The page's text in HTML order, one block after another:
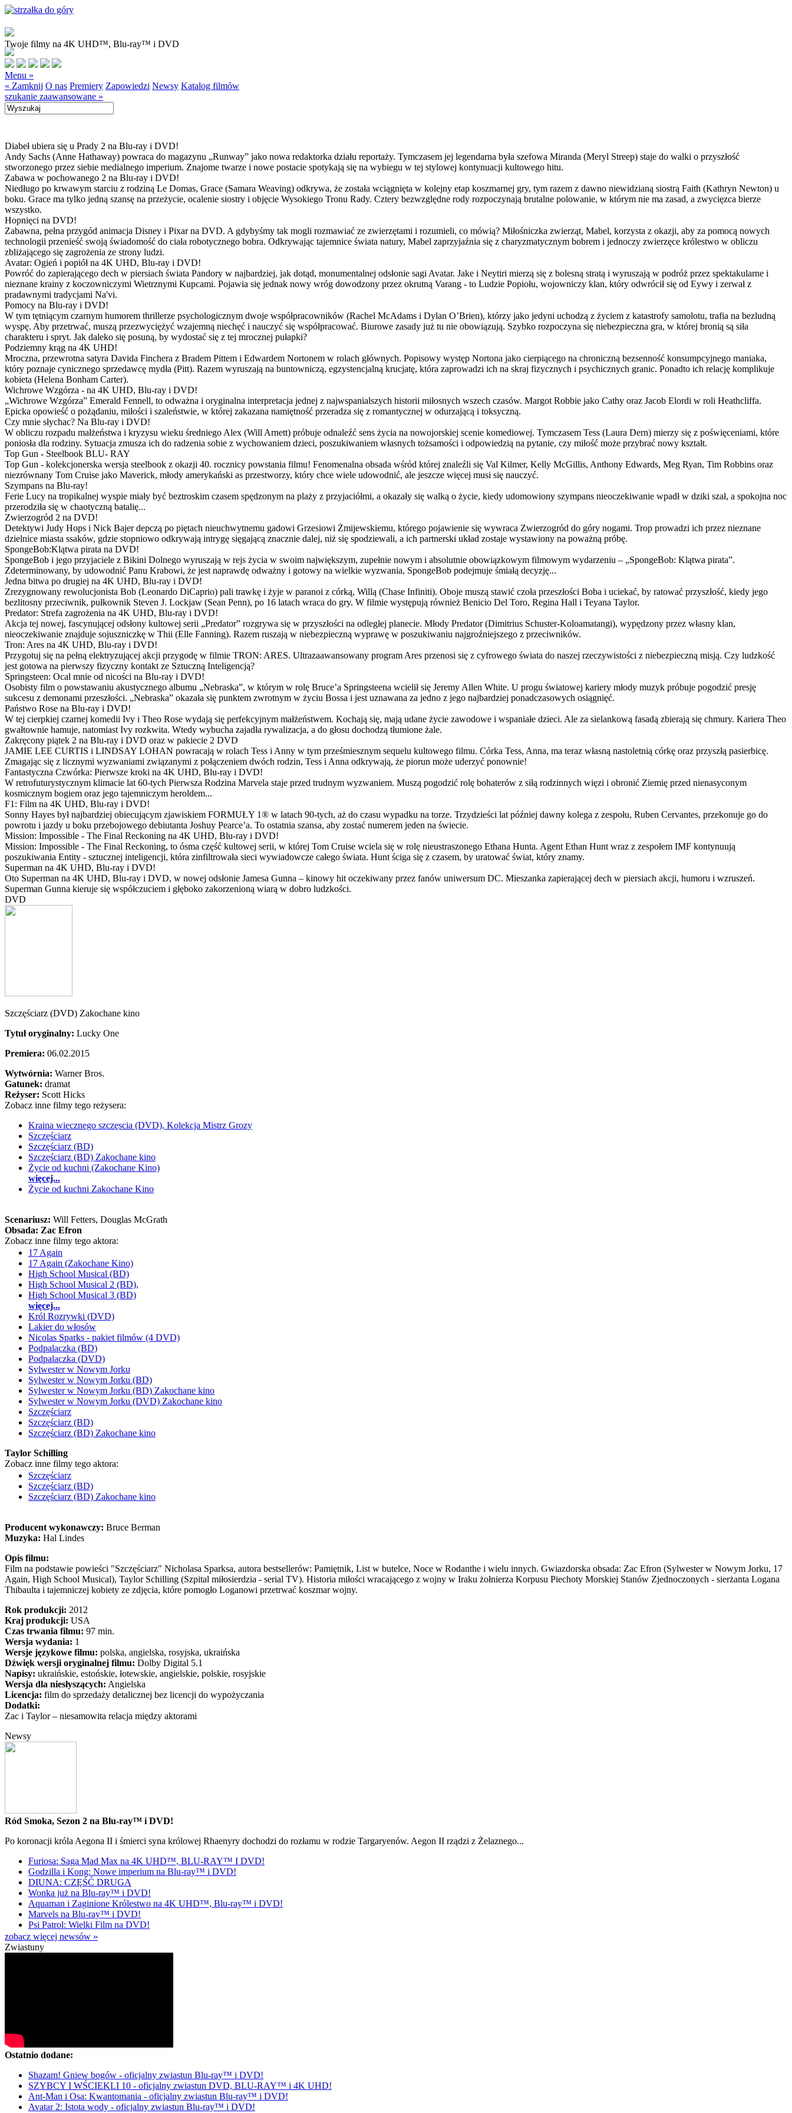
Twoje filmy na 4K UHD™, Blu-ray™ i DVD
Menu »
« Zamknij O nas Premiery Zapowiedzi Newsy Katalog filmów
szukanie zaawansowane »
Diabeł ubiera się u Prady 2 na Blu-ray i DVD!
Andy Sachs (Anne Hathaway) powraca do magazynu „Runway” jako nowa redaktorka działu reportaży. Tymczasem jej legendarna była szefowa Miranda (Meryl Streep) staje do walki o przyszłość
stworzonego przez siebie medialnego imperium. Znajome twarze i nowe postacie spotykają się na wybiegu w tej stylowej kontynuacji kultowego hitu.
Zabawa w pochowanego 2 na Blu-ray i DVD!
Niedługo po krwawym starciu z rodziną Le Domas, Grace (Samara Weaving) odkrywa, że została wciągnięta w kolejny etap koszmarnej gry, tym razem z dawno niewidzianą siostrą Faith (Kathryn Newton) u
boku. Grace ma tylko jedną szansę na przeżycie, ocalenie siostry i objęcie Wysokiego Tronu Rady. Cztery bezwzględne rody rozpoczynają brutalne polowanie, w którym nie ma zasad, a zwycięzca bierze
wszystko.
Hopnięci na DVD!
Zabawna, pełna przygód animacja Disney i Pixar na DVD. A gdybyśmy tak mogli rozmawiać ze zwierzętami i rozumieli, co mówią? Miłośniczka zwierząt, Mabel, korzysta z okazji, aby za pomocą nowych
technologii przenieść swoją świadomość do ciała robotycznego bobra. Odkrywając tajemnice świata natury, Mabel zaprzyjaźnia się z charyzmatycznym bobrem i jednoczy zwierzęce królestwo w obliczu
zbliżającego się zagrożenia ze strony ludzi.
Avatar: Ogień i popiół na 4K UHD, Blu-ray i DVD!
Powróć do zapierającego dech w piersiach świata Pandory w najbardziej, jak dotąd, monumentalnej odsłonie sagi Avatar. Jake i Neytiri mierzą się z bolesną stratą i wyruszają w podróż przez spektakularne i
nieznane krainy z koczowniczymi Wietrznymi Kupcami. Pojawia się jednak nowy wróg dowodzony przez okrutną Varang - to Ludzie Popiołu, wojowniczy klan, który odwrócił się od Eywy i zerwał z
pradawnymi tradycjami Na'vi.
Pomocy na Blu-ray i DVD!
W tym tętniącym czarnym humorem thrillerze psychologicznym dwoje współpracowników (Rachel McAdams i Dylan O’Brien), którzy jako jedyni uchodzą z życiem z katastrofy samolotu, trafia na bezludną
wyspę. Aby przetrwać, muszą przezwyciężyć wzajemną niechęć i nauczyć się współpracować. Biurowe zasady już tu nie obowiązują. Szybko rozpoczyna się niebezpieczna gra, w której bronią są siła
charakteru i spryt. Jak daleko się posuną, by wydostać się z tej mrocznej pułapki?
Podziemny krąg na 4K UHD!
Mroczna, przewrotna satyra Davida Finchera z Bradem Pittem i Edwardem Nortonem w rolach głównych. Popisowy występ Nortona jako cierpiącego na chroniczną bezsenność konsumpcyjnego maniaka,
który poznaje cynicznego sprzedawcę mydła (Pitt). Razem wyruszają na buntowniczą, egzystencjalną krucjatę, która zaprowadzi ich na skraj fizycznych i psychicznych granic. Ponadto ich relację komplikuje
kobieta (Helena Bonham Carter).
Wichrowe Wzgórza - na 4K UHD, Blu-ray i DVD!
„Wichrowe Wzgórza” Emerald Fennell, to odważna i oryginalna interpretacja jednej z najwspanialszych historii miłosnych wszech czasów. Margot Robbie jako Cathy oraz Jacob Elordi w roli Heathcliffa.
Epicka opowieść o pożądaniu, miłości i szaleństwie, w której zakazana namiętność przeradza się z romantycznej w odurzającą i toksyczną.
Czy mnie słychac? Na Blu-ray i DVD!
W obliczu rozpadu małżeństwa i kryzysu wieku średniego Alex (Will Arnett) próbuje odnaleźć sens życia na nowojorskiej scenie komediowej. Tymczasem Tess (Laura Dern) mierzy się z poświęceniami, które
poniosła dla rodziny. Sytuacja zmusza ich do radzenia sobie z wychowaniem dzieci, poszukiwaniem własnych tożsamości i odpowiedzią na pytanie, czy miłość może przybrać nowy kształt.
Top Gun - Steelbook BLU- RAY
Top Gun - kolekcjonerska wersja steelbook z okazji 40. rocznicy powstania filmu! Fenomenalna obsada wśród której znaleźli się Val Kilmer, Kelly McGillis, Anthony Edwards, Meg Ryan, Tim Robbins oraz
niezrównany Tom Cruise jako Maverick, młody amerykański as przestworzy, który chce wiele udowodnić, ale jeszcze więcej musi się nauczyć.
Szympans na Blu-ray!
Ferie Lucy na tropikalnej wyspie miały być beztroskim czasem spędzonym na plaży z przyjaciółmi, a okazały się walką o życie, kiedy udomowiony szympans nieoczekiwanie wpadł w dziki szał, a spokojna noc
przerodziła się w chaotyczną batalię...
Zwierzogród 2 na DVD!
Detektywi Judy Hops i Nick Bajer depczą po piętach nieuchwytnemu gadowi Grzesiowi Żmijewskiemu, którego pojawienie się wywraca Zwierzogród do góry nogami. Trop prowadzi ich przez nieznane
dzielnice miasta ssaków, gdzie stopniowo odkrywają intrygę sięgającą znacznie dalej, niż się spodziewali, a ich partnerski układ zostaje wystawiony na poważną próbę.
SpongeBob:Klątwa pirata na DVD!
SpongeBob i jego przyjaciele z Bikini Dolnego wyruszają w rejs życia w swoim największym, zupełnie nowym i absolutnie obowiązkowym filmowym wydarzeniu – „SpongeBob: Klątwa pirata”.
Zdeterminowany, by udowodnić Panu Krabowi, że jest naprawdę odważny i gotowy na wielkie wyzwania, SpongeBob podejmuje śmiałą decyzję...
Jedna bitwa po drugiej na 4K UHD, Blu-ray i DVD!
Zrezygnowany rewolucjonista Bob (Leonardo DiCaprio) pali trawkę i żyje w paranoi z córką, Willą (Chase Infiniti). Oboje muszą stawić czoła przeszłości Boba i uciekać, by ratować przyszłość, kiedy jego
bezlitosny przeciwnik, pułkownik Steven J. Lockjaw (Sean Penn), po 16 latach wraca do gry. W filmie występują również Benicio Del Toro, Regina Hall i Teyana Taylor.
Predator: Strefa zagrożenia na 4K UHD, Blu-ray i DVD!
Akcja tej nowej, fascynującej odsłony kultowej serii „Predator” rozgrywa się w przyszłości na odległej planecie. Młody Predator (Dimitrius Schuster-Koloamatangi), wypędzony przez własny klan,
nieoczekiwanie znajduje sojuszniczkę w Thii (Elle Fanning). Razem ruszają w niebezpieczną wyprawę w poszukiwaniu najgroźniejszego z przeciwników.
Tron: Ares na 4K UHD, Blu-ray i DVD!
Przygotuj się na pełną elektryzującej akcji przygodę w filmie TRON: ARES. Ultrazaawansowany program Ares przenosi się z cyfrowego świata do naszej rzeczywistości z niebezpieczną misją. Czy ludzkość
jest gotowa na pierwszy fizyczny kontakt ze Sztuczną Inteligencją?
Springsteen: Ocal mnie od nicości na Blu-ray i DVD!
Osobisty film o powstawaniu akustycznego albumu „Nebraska”, w którym w rolę Bruce’a Springsteena wcielił się Jeremy Allen White. U progu światowej kariery młody muzyk próbuje pogodzić presję
sukcesu z demonami przeszłości. „Nebraska” okazała się punktem zwrotnym w życiu Bossa i jest uznawana za jedno z jego najbardziej ponadczasowych osiągnięć.
Państwo Rose na Blu-ray i DVD!
W tej cierpkiej czarnej komedii Ivy i Theo Rose wydają się perfekcyjnym małżeństwem. Kochają się, mają udane życie zawodowe i wspaniałe dzieci. Ale za sielankową fasadą zbierają się chmury. Kariera Theo
gwałtownie hamuje, natomiast Ivy rozkwita. Wtedy wybucha zajadła rywalizacja, a do głosu dochodzą tłumione żale.
Zakręcony piątek 2 na Blu-ray i DVD oraz w pakiecie 2 DVD
JAMIE LEE CURTIS i LINDSAY LOHAN powracają w rolach Tess i Anny w tym prześmiesznym sequelu kultowego filmu. Córka Tess, Anna, ma teraz własną nastoletnią córkę oraz przyszłą pasierbicę.
Zmagając się z licznymi wyzwaniami związanymi z połączeniem dwóch rodzin, Tess i Anna odkrywają, że piorun może uderzyć ponownie!
Fantastyczna Czwórka: Pierwsze kroki na 4K UHD, Blu-ray i DVD!
W retrofuturystycznym klimacie lat 60-tych Pierwsza Rodzina Marvela staje przed trudnym wyzwaniem. Muszą pogodzić rolę bohaterów z siłą rodzinnych więzi i obronić Ziemię przed nienasyconym
kosmicznym bogiem oraz jego tajemniczym heroldem...
F1: Film na 4K UHD, Blu-ray i DVD!
Sonny Hayes był najbardziej obiecującym zjawiskiem FORMUŁY 1® w latach 90-tych, aż do czasu wypadku na torze. Trzydzieści lat później dawny kolega z zespołu, Ruben Cervantes, przekonuje go do
powrotu i jazdy u boku przebojowego debiutanta Joshuy Pearce’a. To ostatnia szansa, aby zostać numerem jeden na świecie.
Mission: Impossible - The Final Reckoning na 4K UHD, Blu-ray i DVD!
Mission: Impossible - The Final Reckoning, to ósma część kultowej serii, w której Tom Cruise wciela się w rolę nieustraszonego Ethana Hunta. Agent Ethan Hunt wraz z zespołem IMF kontynuują
poszukiwania Entity - sztucznej inteligencji, która zinfiltrowała sieci wywiadowcze całego świata. Hunt ściga się z czasem, by uratować świat, który znamy.
Superman na 4K UHD, Blu-ray i DVD!
Oto Superman na 4K UHD, Blu-ray i DVD, w nowej odsłonie Jamesa Gunna – kinowy hit oczekiwany przez fanów uniwersum DC. Mieszanka zapierającej dech w piersiach akcji, humoru i wzruszeń.
Superman Gunna kieruje się współczuciem i głęboko zakorzenioną wiarą w dobro ludzkości.
DVD
Szczęściarz (DVD) Zakochane kino
Tytuł oryginalny: Lucky One
Premiera: 06.02.2015
Wytwórnia: Warner Bros.
Gatunek: dramat
Reżyser: Scott Hicks
Zobacz inne filmy tego reżysera:
Kraina wiecznego szczęscia (DVD), Kolekcja Mistrz Grozy
Szczęściarz
Szczęściarz (BD)
Szczęściarz (BD) Zakochane kino
Życie od kuchni (Zakochane Kino)
więcej...
Życie od kuchni Zakochane Kino
Scenariusz: Will Fetters, Douglas McGrath
Obsada: Zac Efron
Zobacz inne filmy tego aktora:
17 Again
17 Again (Zakochane Kino)
High School Musical (BD)
High School Musical 2 (BD),
High School Musical 3 (BD)
więcej...
Król Rozrywki (DVD)
Lakier do włosów
Nicolas Sparks - pakiet filmów (4 DVD)
Podpalaczka (BD)
Podpalaczka (DVD)
Sylwester w Nowym Jorku
Sylwester w Nowym Jorku (BD)
Sylwester w Nowym Jorku (BD) Zakochane kino
Sylwester w Nowym Jorku (DVD) Zakochane kino
Szczęściarz
Szczęściarz (BD)
Szczęściarz (BD) Zakochane kino
Taylor Schilling
Zobacz inne filmy tego aktora:
Szczęściarz
Szczęściarz (BD)
Szczęściarz (BD) Zakochane kino
Producent wykonawczy: Bruce Berman
Muzyka: Hal Lindes
Opis filmu:
Film na podstawie powieści "Szczęściarz" Nicholasa Sparksa, autora bestsellerów: Pamiętnik, List w butelce, Noce w Rodanthe i wielu innych. Gwiazdorska obsada: Zac Efron (Sylwester w Nowym Jorku, 17
Again, High School Musical), Taylor Schilling (Szpital miłosierdzia - serial TV). Historia miłości wracającego z wojny w Iraku żołnierza Korpusu Piechoty Morskiej Stanów Zjednoczonych - sierżanta Logana
Thibaulta i tajemniczej kobiety ze zdjęcia, które pomogło Loganowi przetrwać koszmar wojny.
Rok produkcji: 2012
Kraj produkcji: USA
Czas trwania filmu: 97 min.
Wersja wydania: 1
Wersje językowe filmu: polska, angielska, rosyjska, ukraińska
Dźwięk wersji oryginalnej filmu: Dolby Digital 5.1
Napisy: ukraińskie, estońskie, łotewskie, angielskie, polskie, rosyjskie
Wersja dla niesłyszących: Angielska
Licencja: film do sprzedaży detalicznej bez licencji do wypożyczania
Dodatki:
Zac i Taylor – niesamowita relacja między aktorami
Newsy
Ród Smoka, Sezon 2 na Blu-ray™ i DVD!
Po koronacji króla Aegona II i śmierci syna królowej Rhaenyry dochodzi do rozłamu w rodzie Targaryenów. Aegon II rządzi z Żelaznego...
Furiosa: Saga Mad Max na 4K UHD™, BLU-RAY™ I DVD!
Godzilla i Kong: Nowe imperium na Blu-ray™ i DVD!
DIUNA: CZĘŚĆ DRUGA
Wonka już na Blu-ray™ i DVD!
Aquaman i Zaginione Królestwo na 4K UHD™, Blu-ray™ i DVD!
Marvels na Blu-ray™ i DVD!
Psi Patrol: Wielki Film na DVD!
zobacz więcej newsów »
Zwiastuny
Ostatnio dodane:
Shazam! Gniew bogów - oficjalny zwiastun Blu-ray™ i DVD!
SZYBCY I WŚCIEKLI 10 - oficjalny zwiastun DVD, BLU-RAY™ i 4K UHD!
Ant-Man i Osa: Kwantomania - oficjalny zwiastun Blu-ray™ i DVD!
Avatar 2: Istota wody - oficjalny zwiastun Blu-ray™ i DVD!